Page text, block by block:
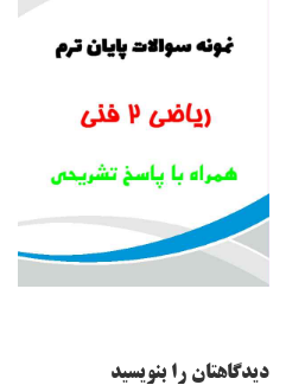
دیدگاهتان را بنویسید